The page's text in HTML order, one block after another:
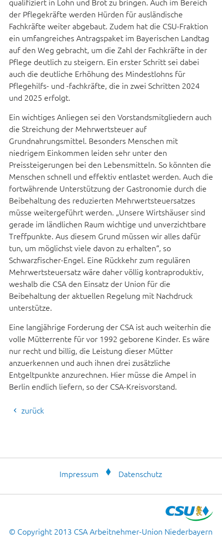
der Pflegekräfte werden Hürden für ausländische
Fachkräfte weiter abgebaut. Zudem hat die CSU-Fraktion
ein umfangreiches Antragspaket im Bayerischen Landtag
auf den Weg gebracht, um die Zahl der Fachkräfte in der
Pflege deutlich zu steigern. Ein erster Schritt sei dabei
auch die deutliche Erhöhung des Mindestlohns für
Pflegehilfs- und -fachkräfte, die in zwei Schritten 2024
und 2025 erfolgt.
Ein wichtiges Anliegen sei den Vorstandsmitgliedern auch
die Streichung der Mehrwertsteuer auf
Grundnahrungsmittel. Besonders Menschen mit
niedrigem Einkommen leiden sehr unter den
Preissteigerungen bei den Lebensmitteln. So könnten die
Menschen schnell und effektiv entlastet werden. Auch die
fortwährende Unterstützung der Gastronomie durch die
Beibehaltung des reduzierten Mehrwertsteuersatzes
müsse weitergeführt werden. „Unsere Wirtshäuser sind
gerade im ländlichen Raum wichtige und unverzichtbare
Treffpunkte. Aus diesem Grund müssen wir alles dafür
tun, um möglichst viele davon zu erhalten“, so
Schwarzfischer-Engel. Eine Rückkehr zum regulären
Mehrwertsteuersatz wäre daher völlig kontraproduktiv,
weshalb die CSA den Einsatz der Union für die
Beibehaltung der aktuellen Regelung mit Nachdruck
unterstütze.
Eine langjährige Forderung der CSA ist auch weiterhin die
volle Mütterrente für vor 1992 geborene Kinder. Es wäre
nur recht und billig, die Leistung dieser Mütter
anzuerkennen und auch ihnen drei zusätzliche
Entgeltpunkte anzurechnen. Hier müsse die Ampel in
Berlin endlich liefern, so der CSA-Kreisvorstand.
zurück
Impressum Datenschutz
© Copyright 2013 CSA Arbeitnehmer-Union Niederbayern